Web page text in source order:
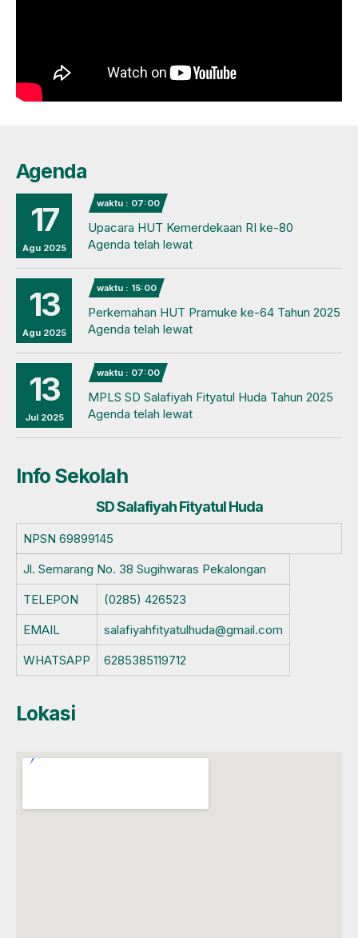
Agenda
17
Agu 2025
waktu : 07:00
Upacara HUT Kemerdekaan RI ke-80
Agenda telah lewat
13
Agu 2025
waktu : 15:00
Perkemahan HUT Pramuke ke-64 Tahun 2025
Agenda telah lewat
13
Jul 2025
waktu : 07:00
MPLS SD Salafiyah Fityatul Huda Tahun 2025
Agenda telah lewat
Info Sekolah
SD Salafiyah Fityatul Huda
NPSN 69899145
Jl. Semarang No. 38 Sugihwaras Pekalongan
TELEPON
(0285) 426523
EMAIL
salafiyahfityatulhuda@gmail.com
WHATSAPP
6285385119712
Lokasi